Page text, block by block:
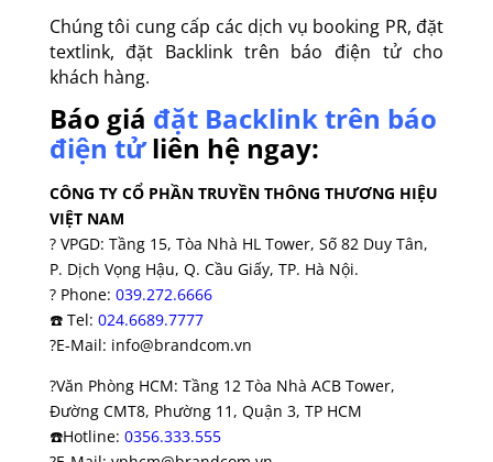
Chúng tôi cung cấp các dịch vụ booking PR, đặt
textlink, đặt Backlink trên báo điện tử cho
khách hàng.
Báo giá đặt Backlink trên báo
điện tửliên hệngay:
CÔNG TY CỔ PHẦN TRUYỀN THÔNG THƯƠNG HIỆU
VIỆT NAM
?VPGD: Tầng 15, Tòa Nhà HL Tower, Số 82 Duy Tân,
P. Dịch Vọng Hậu, Q. Cầu Giấy, TP. Hà Nội.
?Phone: 039.272.6666
☎️Tel: 024.6689.7777
?E-Mail: info@brandcom.vn
?Văn Phòng HCM: Tầng 12 Tòa Nhà ACB Tower,
Đường CMT8, Phường 11, Quận 3, TP HCM
☎️Hotline: 0356.333.555